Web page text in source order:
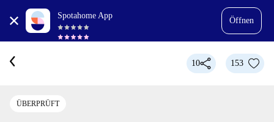
Spotahome App
Öffnen
10 153
ÜBERPRÜFT